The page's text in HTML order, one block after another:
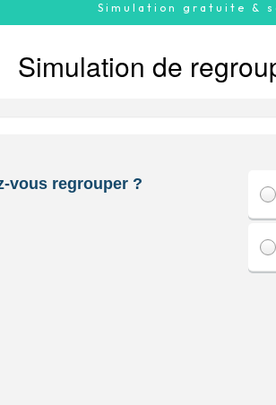
Simulation gratuite &